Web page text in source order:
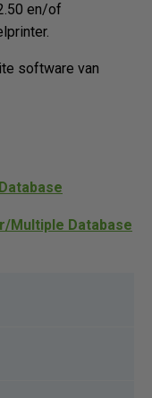
en/of
software van
Multiple Database